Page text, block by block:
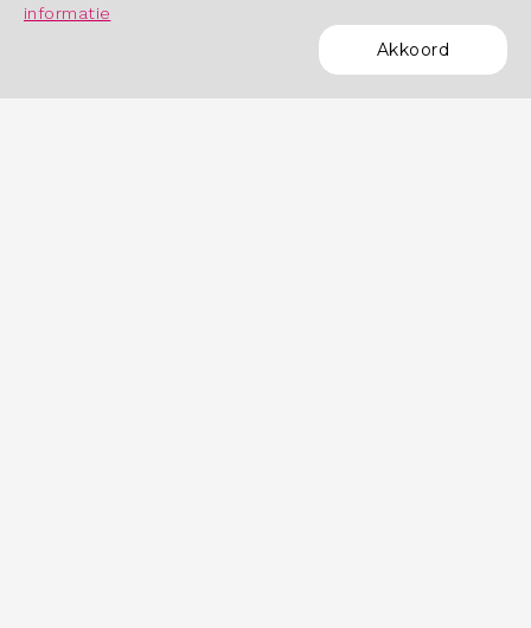
informatie
Akkoord
POWERED BY